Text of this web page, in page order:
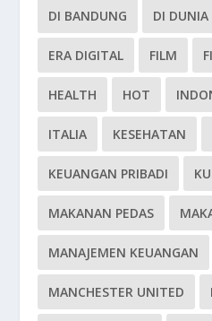
DI BANDUNG DI DUNIA
ERA DIGITAL FILM
HEALTH HOT
ITALIA KESEHATAN
KEUANGAN PRIBADI
MAKANAN PEDAS
MANAJEMEN KEUANGAN
MANCHESTER UNITED